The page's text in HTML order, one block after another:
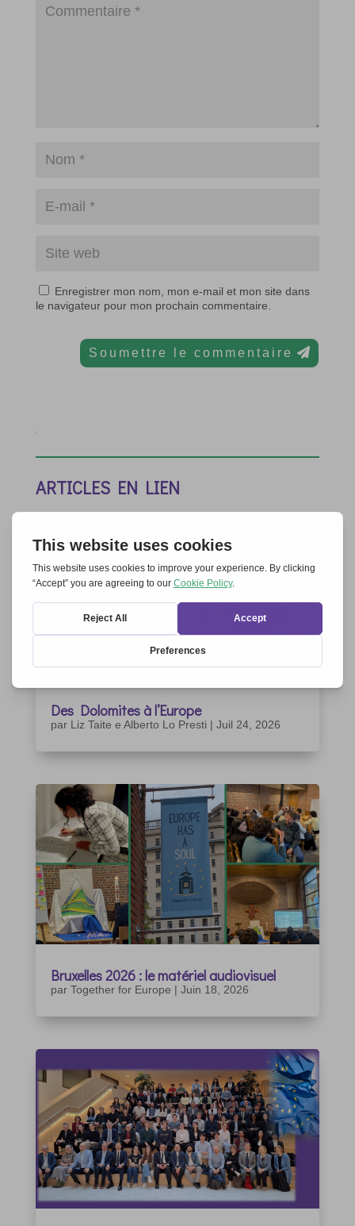
Enregistrer mon nom, mon e-mail et mon site dans
le navigateur pour mon prochain commentaire.
Soumettre le commentaire
ARTICLES EN LIEN
Des Dolomites à l’Europe
par Liz Taite e Alberto Lo Presti | Juil 24, 2026
Bruxelles 2026 : le matériel audiovisuel
par Together for Europe | Juin 18, 2026